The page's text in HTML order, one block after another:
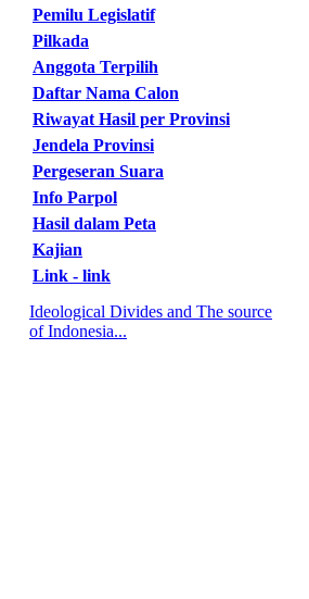
Pemilu Legislatif
Pilkada
Anggota Terpilih
Daftar Nama Calon
Riwayat Hasil per Provinsi
Jendela Provinsi
Pergeseran Suara
Info Parpol
Hasil dalam Peta
Kajian
Link - link
Ideological Divides and The source
of Indonesia...